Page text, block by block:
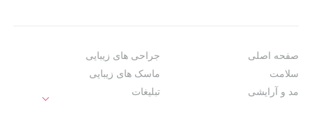
صفحه اصلی
جراحی های زیبایی
سلامت
ماسک های زیبایی
مد و آرایشی
تبلیغات